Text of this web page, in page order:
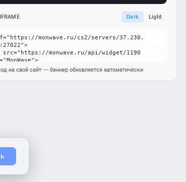
IFRAME Dark Light
на свой сайт — баннер обновляется автоматически